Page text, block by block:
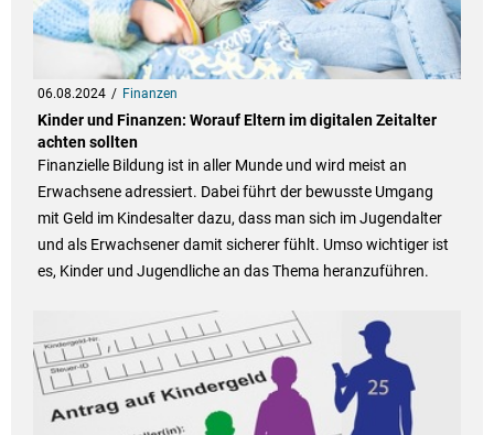
06.08.2024 Finanzen
Kinder und Finanzen: Worauf Eltern im digitalen Zeitalter
achten sollten
Finanzielle Bildung ist in aller Munde und wird meist an
Erwachsene adressiert. Dabei führt der bewusste Umgang
mit Geld im Kindesalter dazu, dass man sich im Jugendalter
und als Erwachsener damit sicherer fühlt. Umso wichtiger ist
es, Kinder und Jugendliche an das Thema heranzuführen.